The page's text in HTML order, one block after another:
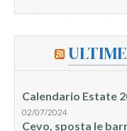
Calendario Estate
02/07/2024
Cevo, sposta le